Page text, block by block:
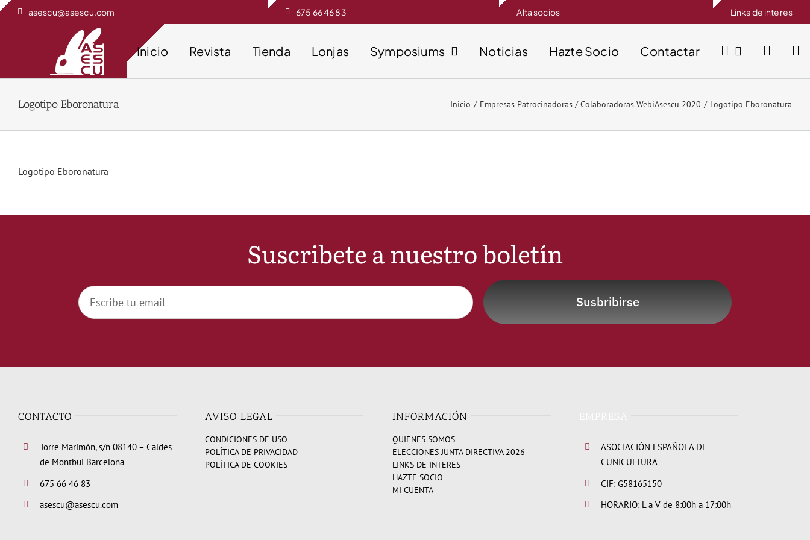
Saltar
asescu@asescu.com 675 66 46 83 Alta socios Links de interes
Inicio Revista Tienda Lonjas Symposiums Noticias Hazte Socio Contactar
Logotipo Eboronatura Inicio Empresas Patrocinadoras / Colaboradoras WebiAsescu 2020 Logotipo Eboronatura
Logotipo Eboronatura
Suscribete a nuestro boletín
Susbribirse
CONTACTO
Torre Marimón, s/n 08140 – Caldes
de Montbui Barcelona
675 66 46 83
asescu@asescu.com
AVISO LEGAL
CONDICIONES DE USO
POLÍTICA DE PRIVACIDAD
POLÍTICA DE COOKIES
INFORMACIÓN
QUIENES SOMOS
ELECCIONES JUNTA DIRECTIVA 2026
LINKS DE INTERES
HAZTE SOCIO
MI CUENTA
ASOCIACIÓN ESPAÑOLA DE
CUNICULTURA
CIF: G58165150
HORARIO: L a V de 8:00h a 17:00h